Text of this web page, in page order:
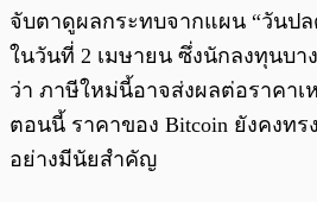
จับตาดูผลกระทบจากแผน “วันปล
ในวันที่ 2 เมษายน ซึ่งนักลงทุนบา
ว่า ภาษีใหม่นี้อาจส่งผลต่อราคา
ตอนนี้ ราคาของ Bitcoin ยังคงทร
อย่างมีนัยสำคัญ